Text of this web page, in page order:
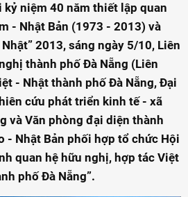
kỷ niệm 40 năm thiết lập quan
- Nhật Bản (1973 - 2013) và
2013, sáng ngày 5/10, Liên
thành phố Đà Nẵng (Liên
- Nhật thành phố Đà Nẵng, Đại
cứu phát triển kinh tế - xã
và Văn phòng đại diện thành
- Nhật Bản phối hợp tổ chức Hội
quan hệ hữu nghị, hợp tác Việt
phố Đà Nẵng”.